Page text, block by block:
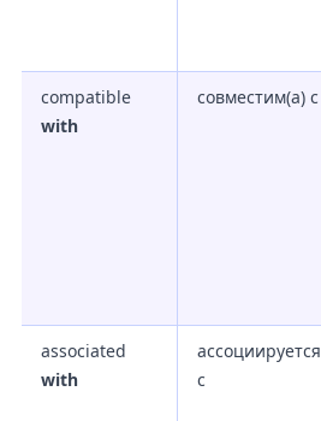
compatible
with
совместим(а) с
associated
with
ассоциируется
с